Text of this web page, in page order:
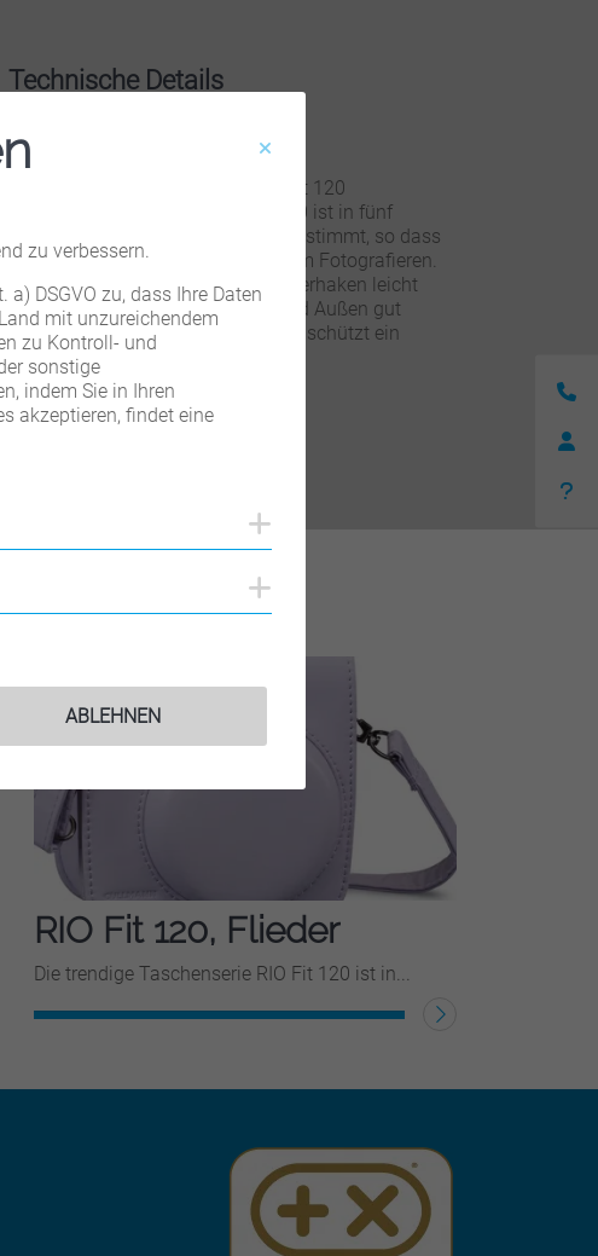
Technische Details
modisches Accessoire. Die RIO Fit 120
die Farbvielfalt. Die RIO Fit 120 ist in fünf
auf die Farben der Kamera abgestimmt, so dass
abnehmbar und stört so nicht beim Fotografieren.
der praktischen Metall-Karabinerhaken leicht
RIO Fit Taschen von Innen und Außen gut
– fast – jedem Wetter. Im Innern schützt ein
RIO Fit 120, Flieder
Die trendige Taschenserie RIO Fit 120 ist in...
WEITERLESEN
zu verbessern.
DSGVO zu, dass Ihre Daten
mit unzureichendem
zu Kontroll- und
sonstige
indem Sie in Ihren
akzeptieren, findet eine
ABLEHNEN